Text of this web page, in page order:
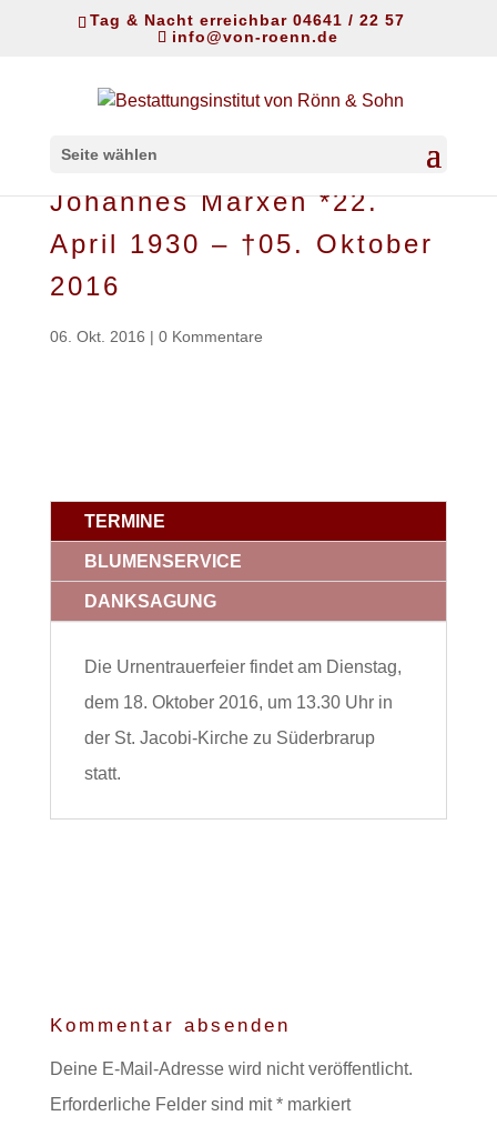
Tag & Nacht erreichbar 04641 / 22 57
info@von-roenn.de
Seite wählen
Johannes Marxen *22.
April 1930 – †05. Oktober
2016
06. Okt. 2016 | 0 Kommentare
TERMINE
BLUMENSERVICE
DANKSAGUNG
Die Urnentrauerfeier findet am Dienstag,
dem 18. Oktober 2016, um 13.30 Uhr in
der St. Jacobi-Kirche zu Süderbrarup
statt.
Kommentar absenden
Deine E-Mail-Adresse wird nicht veröffentlicht.
Erforderliche Felder sind mit*markiert